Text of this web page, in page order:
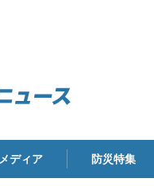
メディア 防災特集